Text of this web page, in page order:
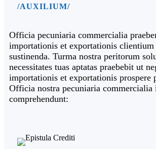
/AUXILIUM/
Officia pecuniaria commercialia
importationis et exportationis clientium
sustinenda. Turma nostra peritorum
necessitates tuas aptatas praebebit ut
importationis et exportationis prospere
Officia nostra pecuniaria commercialia
comprehendunt: